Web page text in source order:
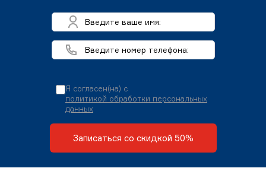
Я согласен(на) с
политикой обработки персональных
данных
Записаться со скидкой 50%